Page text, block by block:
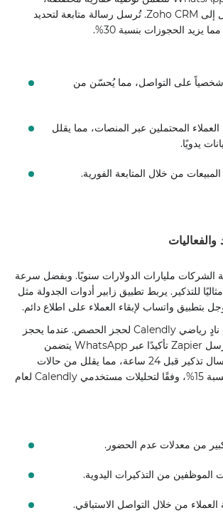
ويضيف بيانات العميل إلى Zoho CRM. تُرسل رسالة متابعة لتحديد
يزيد الحجوزات بنسبة 30%.
على التواصل، مما يُحسّن من
المحتملين عبر المنصات، مما يقلل
يدويًا.
من خلال المتابعة الفورية.
الشركات مليارات الدولارات سنويًا. وبفضل سرعة
للتذكير. يربط تطبيق زابير أدوات الجدولة مثل
بتطبيق واتساب لإبقاء العملاء على اطلاع دائم.
: يستخدم نادٍ رياضي Calendly لحجز الحصص. عندما يحجز
أحد العملاء حصة، يرسل Zapier تأكيدًا عبر WhatsApp يتضمن
التفاصيل. كما يتم إرسال تذكير قبل 24 ساعة، مما يقلل من حالات
التغيب عن الحصة بنسبة 15%، وفقًا لتحليلات مستخدمي Calendly لعام
من معدلات عدم الحضور.
الموظفين من التذكيرات اليدوية.
من خلال التواصل الاستباقي.